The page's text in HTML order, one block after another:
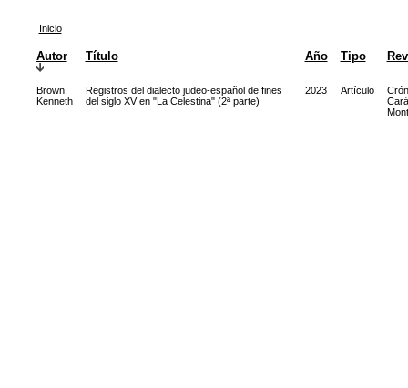
Inicio
Autor Título Año Tipo
Brown,
Kenneth
Registros del dialecto judeo-español de fines
del siglo XV en "La Celestina" (2ª parte)
2023 Artículo